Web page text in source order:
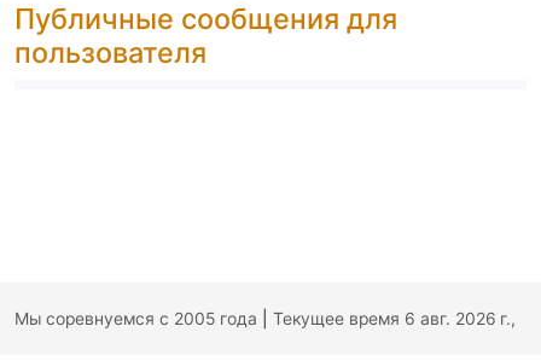
Публичные сообщения для
пользователя
Мы соревнуемся с 2005 года Текущее время 6 авг. 2026 г.,